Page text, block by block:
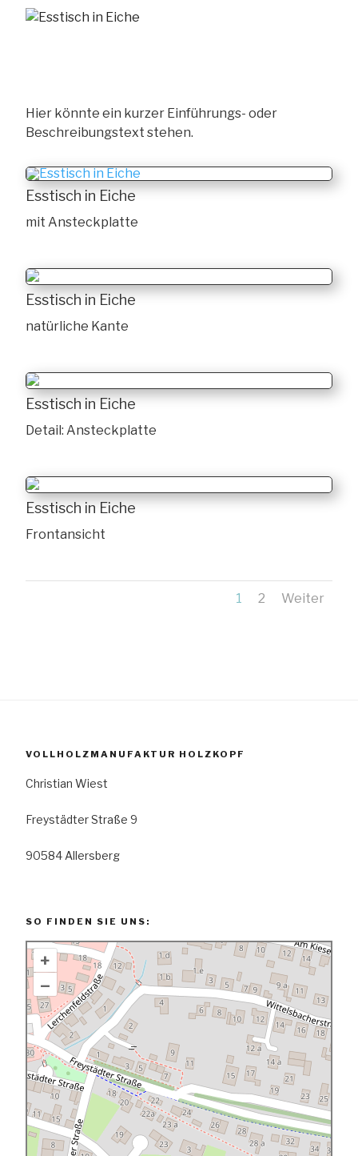
Hier könnte ein kurzer Einführungs- oder
Beschreibungstext stehen.
Esstisch in Eiche
mit Ansteckplatte
Esstisch in Eiche
natürliche Kante
Esstisch in Eiche
Detail: Ansteckplatte
Esstisch in Eiche
Frontansicht
1 2 Weiter
VOLLHOLZMANUFAKTUR HOLZKOPF
Christian Wiest
Freystädter Straße 9
90584 Allersberg
SO FINDEN SIE UNS:
+
–